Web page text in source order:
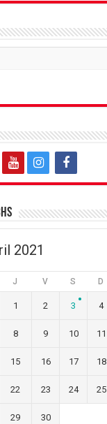
2021
J V S D
1 2 3 4
8 9 10 11
15 16 17 18
22 23 24 25
29 30